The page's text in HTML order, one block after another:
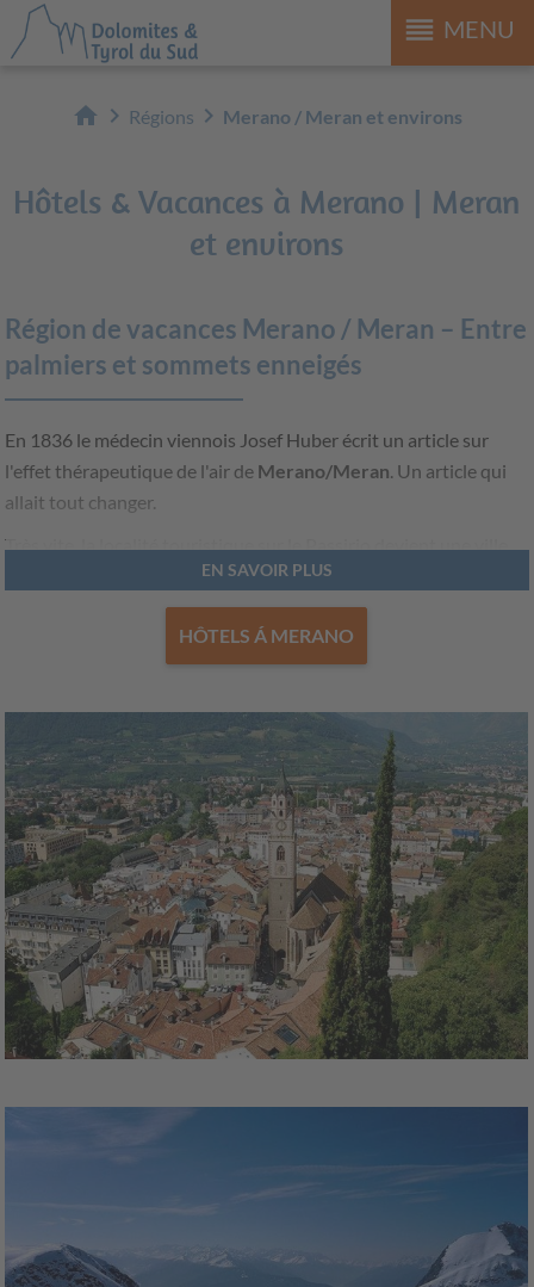
reorder MENU
home chevron_right Régions chevron_right Merano / Meran et environs
Hôtels & Vacances à Merano | Meran
et environs
Région de vacances Merano / Meran – Entre
palmiers et sommets enneigés
En 1836 le médecin viennois Josef Huber écrit un article sur
l'effet thérapeutique de l'air de Merano/Meran. Un article qui
allait tout changer.
Très vite, la localité touristique sur le Passirio devient une ville
C'est une destination idéale pour les amateurs de bien-être et
pour de nombreuses célébrités des environs ou non, musiciens
et écrivains comme Franz Kafka ou Christian Morgenstern, qui
l'empire austro-hongrois Élisabeth (Sissi) passe ici de nombreux
jours de vacances. La ville de cure de Merano/Meran
s'épanouit.
Aujourd'hui, l'offre des élégantsHôtels à Merano/Meranest
riche, et l'atmosphère alpine-méditerranéenne est merveilleuse :
en haut les cimes enneigées et les pentes dudomaine skiable
Merano 2000 , en bas une allée verte divise le centre ville, avec
palmiers, cyprès, avenues fleuries et les très appréciésJardins
de Castel Trauttmansdorff.
Dans une zone de 12 hectares, des exemplaires de flore et de
faune provenant du monde entier prospèrent dans plus de 80
EN SAVOIR PLUS
HÔTELS Á MERANO